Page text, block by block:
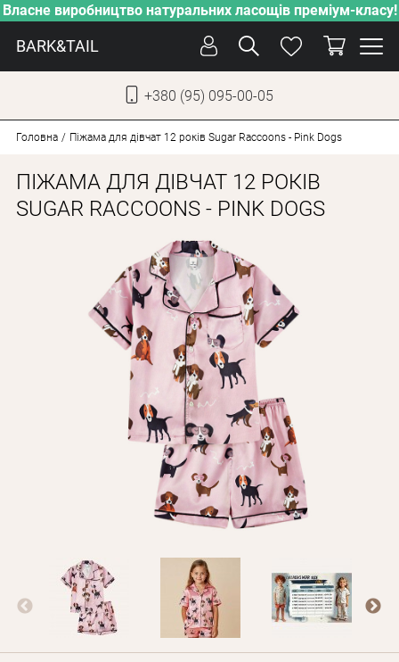
Власне виробництво натуральних ласощів преміум-класу!
BARK&TAIL
+380 (95) 095-00-05
СОБАКИ
КОТИ
ВІД СПЕКИ
ВЛАСНЕ ВИРОБНИЦТВО
НОВИНКИ
АКЦІЇ
БЛОГ
Оплата і доставка
Програма лояльності
Про Нас
Оптовим клієнтам
Контакти
+380 (95) 095-00-05
Головна Піжама для дівчат 12 років Sugar Raccoons - Pink Dogs
ПІЖАМА ДЛЯ ДІВЧАТ 12 РОКІВ
SUGAR RACCOONS - PINK DOGS